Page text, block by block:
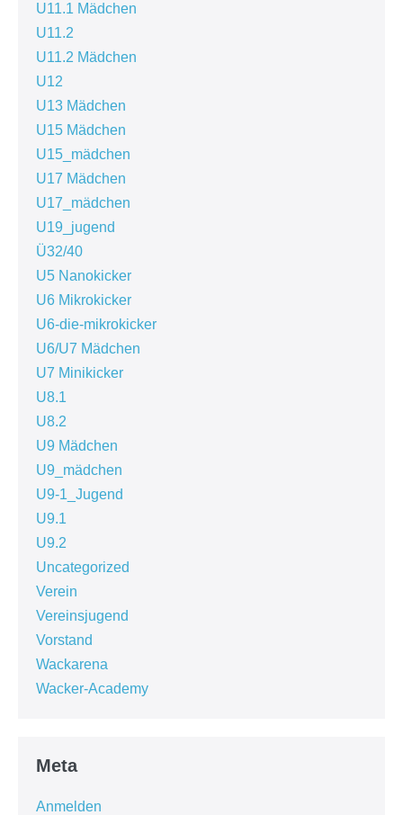
U11.1 Mädchen
U11.2
U11.2 Mädchen
U12
U13 Mädchen
U15 Mädchen
U15_mädchen
U17 Mädchen
U17_mädchen
U19_jugend
Ü32/40
U5 Nanokicker
U6 Mikrokicker
U6-die-mikrokicker
U6/U7 Mädchen
U7 Minikicker
U8.1
U8.2
U9 Mädchen
U9_mädchen
U9-1_Jugend
U9.1
U9.2
Uncategorized
Verein
Vereinsjugend
Vorstand
Wackarena
Wacker-Academy
Meta
Anmelden